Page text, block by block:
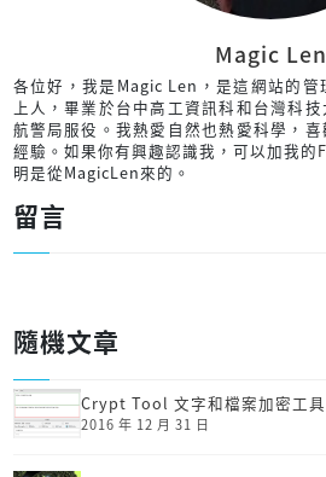
Magic Len
各位好，我是Magic Len，是這網站的
上人，畢業於台中高工資訊科和台灣科
航警局服役。我熱愛自然也熱愛科學，
經驗。如果你有興趣認識我，可以加我的
明是從MagicLen來的。
留言
隨機文章
Crypt Tool 文字和檔案加密工具
2016 年 12 月 31 日